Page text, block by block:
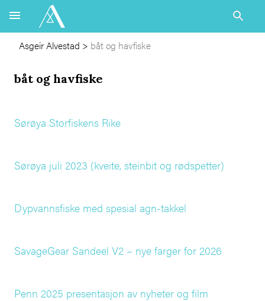
Asgeir Alvestad > båt og havfiske
båt og havfiske
Sørøya Storfiskens Rike
Sørøya juli 2023 (kveite, steinbit og rødspetter)
Dypvannsfiske med spesial agn-takkel
SavageGear Sandeel V2 – nye farger for 2026
Penn 2025 presentasjon av nyheter og film